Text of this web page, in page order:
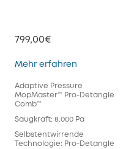
799,00€
Mehr erfahren
Adaptive Pressure
MopMaster™ Pro-Detangle
Comb™
Saugkraft: 8.000 Pa
Selbstentwirrende
Technologie: Pro-Detangle